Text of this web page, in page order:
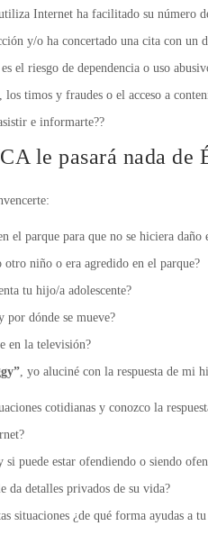
Internet ha facilitado su número
y/o ha concertado una cita con un
el riesgo de dependencia o uso
timos y fraudes o el acceso a
e informarte??
le pasará nada de
el parque para que no se hiciera daño
otro niño o era agredido en el parque?
tu hijo/a adolescente?
por dónde se mueve?
en la televisión?
, yo aluciné con la respuesta de mi
cotidianas y conozco la
puede estar ofendiendo o siendo
da detalles privados de su vida?
situaciones ¿de qué forma ayudas a